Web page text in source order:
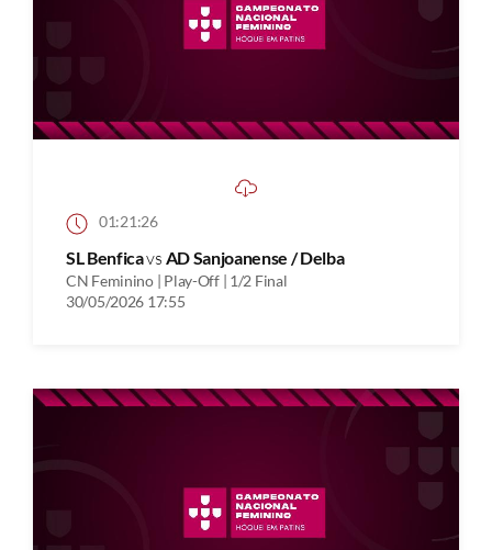
01:21:26
SL Benficavs AD Sanjoanense / Delba
CN Feminino | Play-Off | 1/2 Final
30/05/2026 17:55